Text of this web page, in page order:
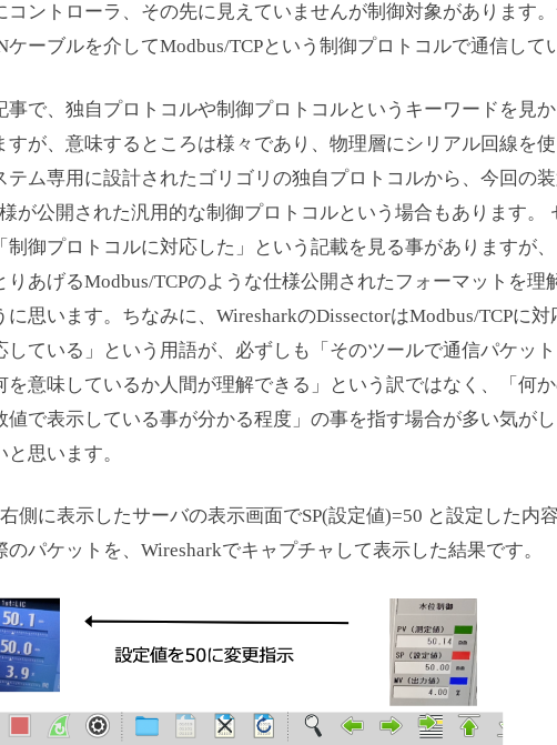
コントローラ、その先に見えていませんが制御対象があります
ケーブルを介してModbus/TCPという制御プロトコルで通信して
事で、独自プロトコルや制御プロトコルというキーワードを見
すが、意味するところは様々であり、物理層にシリアル回線を
テム専用に設計されたゴリゴリの独自プロトコルから、今回の
が公開された汎用的な制御プロトコルという場合もあります。
制御プロトコルに対応した」という記載を見る事がありますが
あげるModbus/TCPのような仕様公開されたフォーマットを理
思います。ちなみに、WiresharkのDissectorはModbus/TCPに対
している」という用語が、必ずしも「そのツールで通信パケッ
を意味しているか人間が理解できる」という訳ではなく、「何
値で表示している事が分かる程度」の事を指す場合が多い気が
思います。
側に表示したサーバの表示画面でSP(設定値)=50 と設定した内
パケットを、Wiresharkでキャプチャして表示した結果です。